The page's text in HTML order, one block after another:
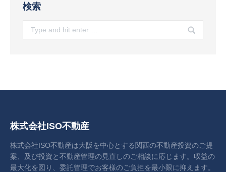
検索
Search:
株式会社ISO不動産
株式会社ISO不動産は大阪を中心とする関西の不動産投資のご提
案、及び投資と不動産管理の見直しのご相談に応じます。収益の
最大化を図り、委託管理でお客様のご負担を最小限に抑えます。